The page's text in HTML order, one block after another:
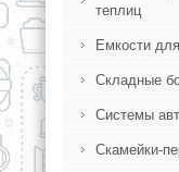
теплиц
Емкости
Складные
Системы
Скамейки-